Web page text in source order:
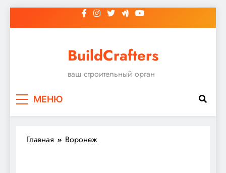
к
BuildCrafters
ваш строительный орган
МЕНЮ
Главная Воронеж